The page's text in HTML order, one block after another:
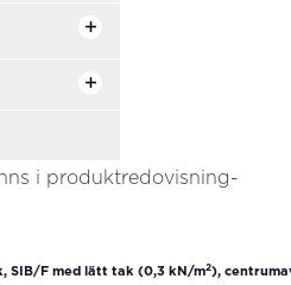
i produktredovisning-
SIB/F med lätt tak (0,3 kN/m2),